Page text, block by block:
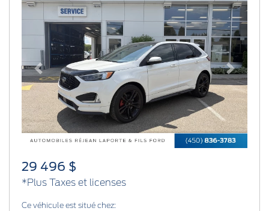
Previous Next
29 496 $
*Plus Taxes et licenses
Ce véhicule est situé chez: